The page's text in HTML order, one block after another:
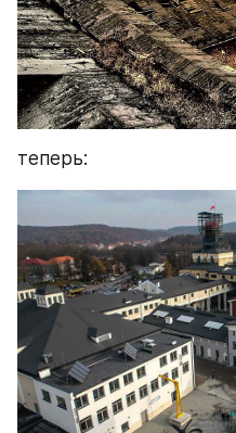
теперь: